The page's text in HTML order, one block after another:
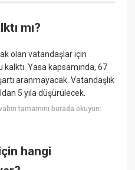
mı?
olan vatandaşlar için
Yasa kapsamında, 67
aranmayacak. Vatandaşlık
5 yıla düşürülecek.
tamamını burada okuyun:
hangi